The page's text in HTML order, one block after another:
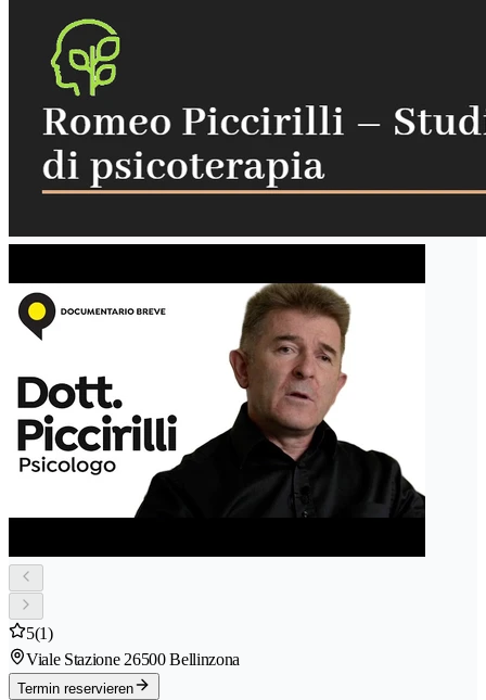
5(1)
Viale Stazione 26500 Bellinzona
Termin reservieren